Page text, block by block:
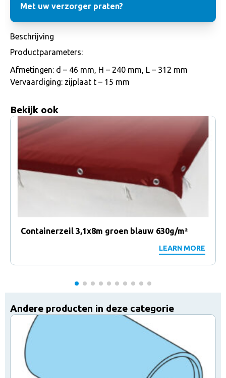
Met uw verzorger praten?
Beschrijving
Productparameters:
Afmetingen: d – 46 mm, H – 240 mm, L – 312 mm
Vervaardiging: zijplaat t – 15 mm
Bekijk ook
Containerzeil 3,1x8m groen blauw 630g/m²
LEARN MORE
Andere producten in deze categorie